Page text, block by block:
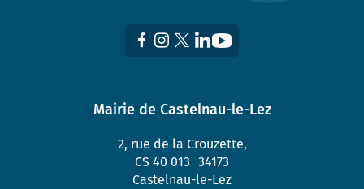
Mairie de Castelnau-le-Lez
2, rue de la Crouzette,
CS 40 013 34173
Castelnau-le-Lez